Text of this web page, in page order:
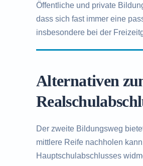
Öffentliche und private
dass sich fast immer eine
insbesondere bei der
Alternativen
Der zweite Bildungsweg
mittlere Reife nachholen
Hauptschulabschlusses